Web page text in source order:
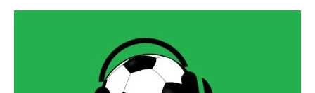
Güzelhisarspor